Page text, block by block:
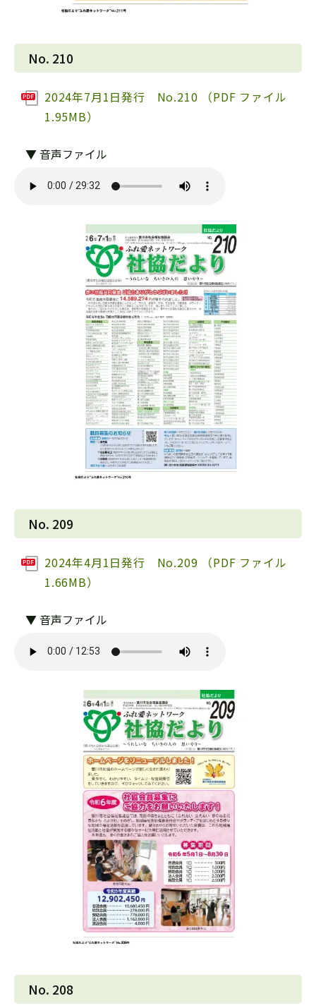
No. 210
2024年7月1日発行 No.210 （PDF ファイル
1.95MB）
▼ 音声ファイル
No. 209
2024年4月1日発行 No.209 （PDF ファイル
1.66MB）
▼ 音声ファイル
No. 208